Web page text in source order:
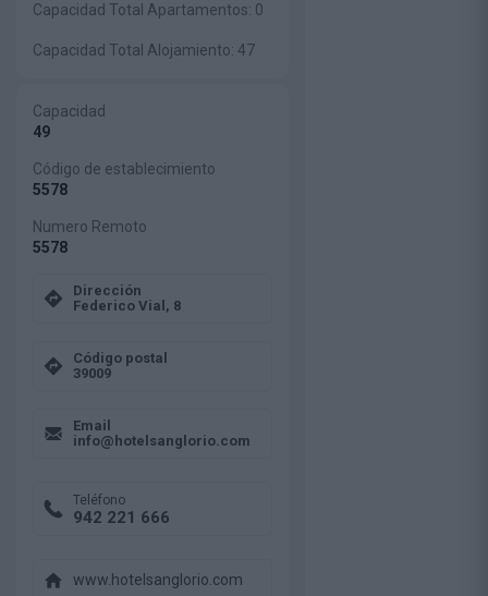
Capacidad Total Apartamentos: 0
Capacidad Total Alojamiento: 47
Capacidad
49
Código de establecimiento
5578
Numero Remoto
5578
Dirección
Federico Vial, 8
Código postal
39009
Email
info@hotelsanglorio.com
Teléfono
942 221 666
www.hotelsanglorio.com